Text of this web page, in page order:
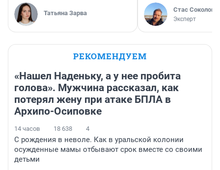
Татьяна Зарва Стас Соколов
Эксперт
РЕКОМЕНДУЕМ
«Нашел Наденьку, а у нее пробита
голова». Мужчина рассказал, как
потерял жену при атаке БПЛА в
Архипо-Осиповке
14 часов 18 638 4
С рождения в неволе. Как в уральской колонии
осужденные мамы отбывают срок вместе со своими
детьми